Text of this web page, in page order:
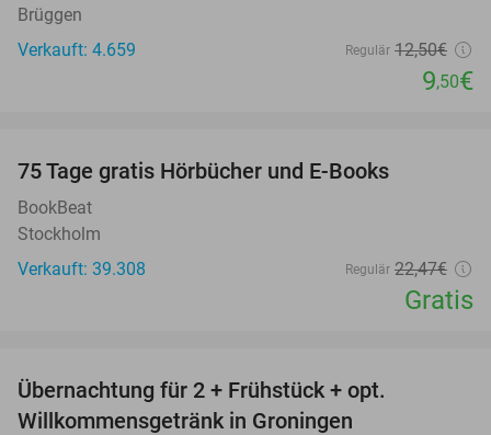
Brüggen
Verkauft: 4.659
Regulär 12,50€
9,50€
75 Tage gratis Hörbücher und E-Books
BookBeat
Stockholm
Verkauft: 39.308
Regulär 22,47€
Gratis
Übernachtung für 2 + Frühstück + opt.
Willkommensgetränk in Groningen